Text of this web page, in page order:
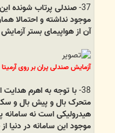
37- صندلی پرتاب شونده
موجود نداشته و احتمالا
آن از هواپیمای بستر
آزمایش صندلی پران بر روی آرمیتا
38- با توجه به اهرم هدایت
موجود این سامانه در دنیا